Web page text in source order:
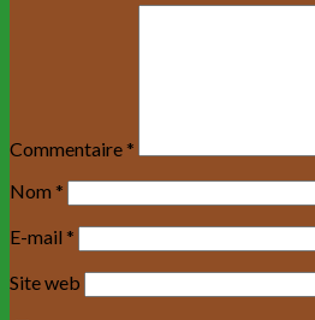
Commentaire*
Nom *
E-mail *
Site web